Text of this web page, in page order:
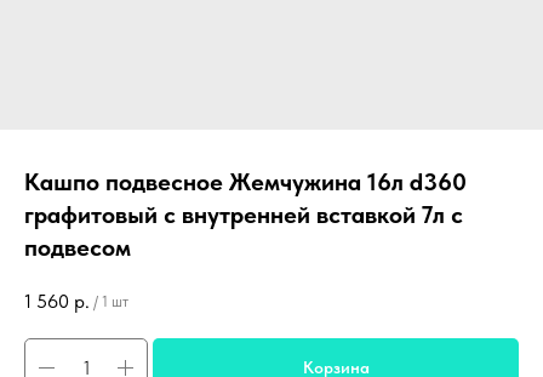
Кашпо подвесное Жемчужина 16л d360
графитовый с внутренней вставкой 7л с
подвесом
1 560 р. / 1 шт
Корзина